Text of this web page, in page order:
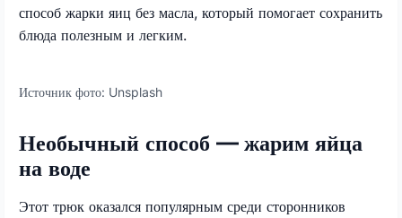
способ жарки яиц без масла, который помогает сохранить
блюда полезным и легким.
Источник фото: Unsplash
Необычный способ — жарим яйца
на воде
Этот трюк оказался популярным среди сторонников